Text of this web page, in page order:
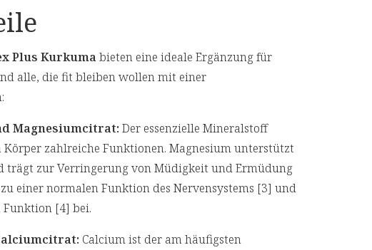
Plus Kurkuma bieten eine ideale Ergänzung für
alle, die fit bleiben wollen mit einer
Magnesiumcitrat: Der essenzielle Mineralstoff
zahlreiche Funktionen. Magnesium unterstützt
trägt zur Verringerung von Müdigkeit und Ermüdung
einer normalen Funktion des Nervensystems [3] und
[4] bei.
Calcium ist der am häufigsten